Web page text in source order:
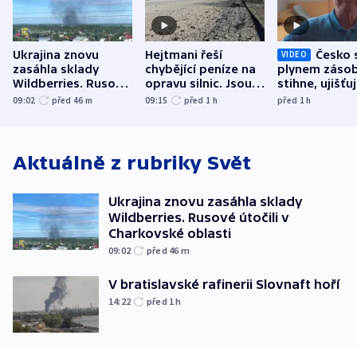
Ukrajina znovu
zasáhla sklady
Wildberries. Rusové
útočili v Charkovské
09:02 před 46 m
Hejtmani řeší
chybějící peníze na
opravu silnic. Jsou
nenárokové, namítá
09:15 před 1 h
VIDEO
Česko
plynem
stihne,
expert.
před 1h
Aktuálně z rubriky Svět
Ukrajina znovu zasáhla sklady
Wildberries. Rusové útočili v
Charkovské oblasti
09:02 před 46 m
V bratislavské rafinerii Slovnaft hoří
14:22 před 1h